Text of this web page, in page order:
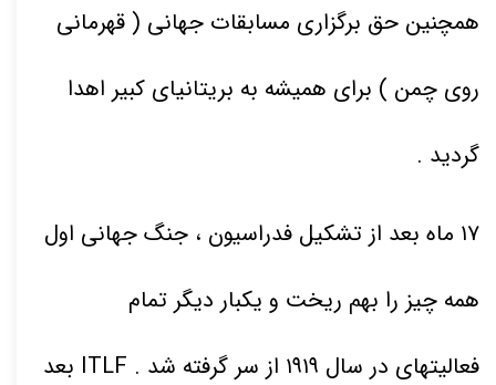
همچنین حق برگزاری مسابقات جهانی ( قهرمانی
روی چمن ) برای همیشه به بریتانیای کبیر اهدا
گردید .
۱۷ ماه بعد از تشکیل فدراسیون ، جنگ جهانی اول
همه چیز را بهم ریخت و یکبار دیگر تمام
فعالیتهای در سال ۱۹۱۹ از سر گرفته شد
. ITLF بعد